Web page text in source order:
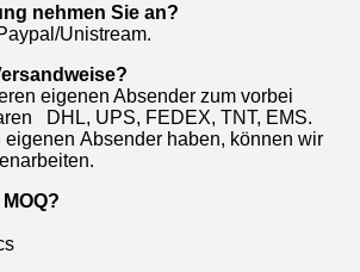
nehmen Sie an?
Unistream.
eigenen Absender zum vorbei
DHL, UPS, FEDEX, TNT, EMS.
eigenen Absender haben, können wir